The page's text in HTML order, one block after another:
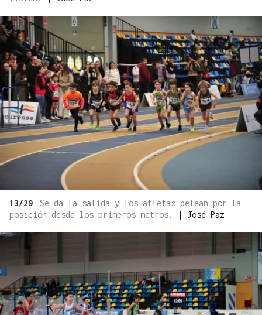
13/29
Se da la salida y los atletas pelean por la
posición desde los primeros metros.
| José Paz